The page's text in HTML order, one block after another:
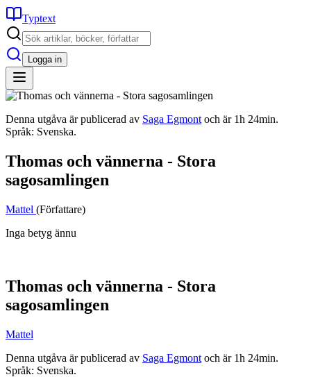
Typtext
Logga in
Denna utgåva är publicerad av Saga Egmont och är 1h 24min.
Språk: Svenska.
Thomas och vännerna - Stora
sagosamlingen
Mattel (Författare)
Inga betyg ännu
Thomas och vännerna - Stora
sagosamlingen
Mattel
Denna utgåva är publicerad av Saga Egmont och är 1h 24min.
Språk: Svenska.